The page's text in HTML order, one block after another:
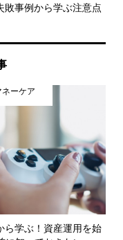
敗事例から学ぶ注意点
ネーケア
ら学ぶ！資産運用を始